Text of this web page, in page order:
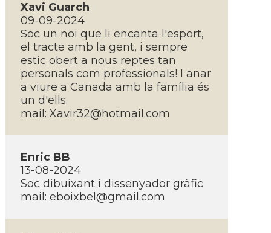
Xavi Guarch
09-09-2024
Soc un noi que li encanta l'esport,
el tracte amb la gent, i sempre
estic obert a nous reptes tan
personals com professionals! I anar
a viure a Canada amb la famí­lia és
un d'ells.
mail: Xavir32@hotmail.com
Enric BB
13-08-2024
Soc dibuixant i dissenyador gràfic
mail: eboixbel@gmail.com